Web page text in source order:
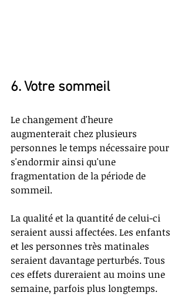
6. Votre sommeil
Le changement d'heure
augmenterait chez plusieurs
personnes le temps nécessaire pour
s'endormir ainsi qu'une
fragmentation de la période de
sommeil.
La qualité et la quantité de celui-ci
seraient aussi affectées. Les enfants
et les personnes très matinales
seraient davantage perturbés. Tous
ces effets dureraient au moins une
semaine, parfois plus longtemps.